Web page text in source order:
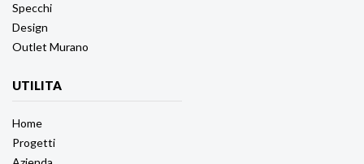
Specchi
Design
Outlet Murano
UTILITA
Home
Progetti